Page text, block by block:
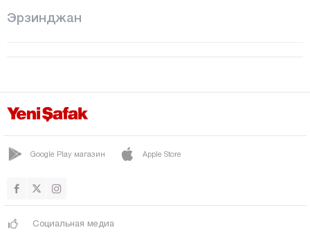
Мерджан
РЕФАХИЕ
ТЕРДЖАН
Эскишехир
Эрзинджан
Google Play магазин Apple Store
Социальная медиа